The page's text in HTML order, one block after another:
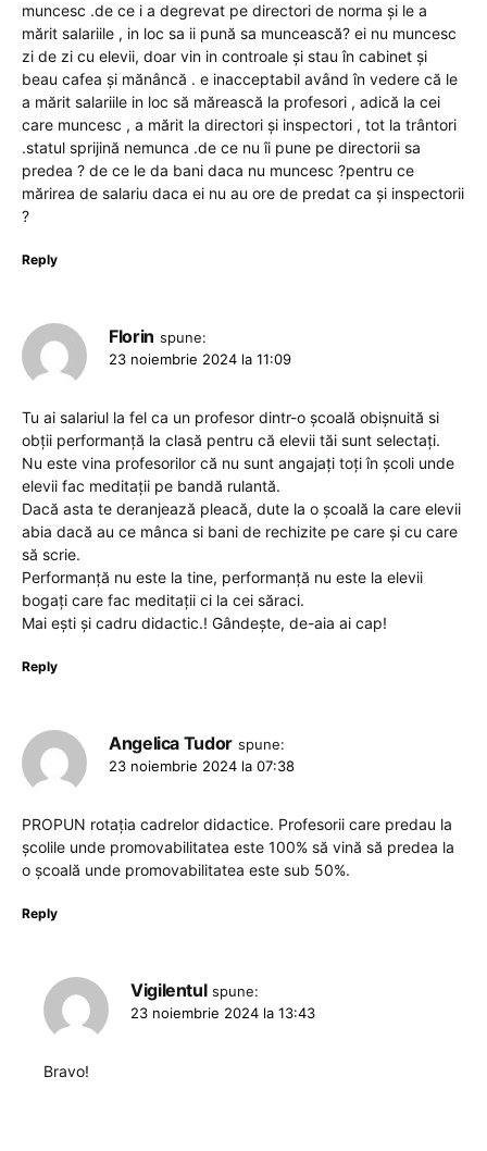
muncesc .de ce i a degrevat pe directori de norma și le a
mărit salariile , in loc sa ii pună sa muncească? ei nu muncesc
zi de zi cu elevii, doar vin in controale și stau în cabinet și
beau cafea și mănâncă . e inacceptabil având în vedere că le
a mărit salariile in loc să mărească la profesori , adică la cei
care muncesc , a mărit la directori și inspectori , tot la trântori
.statul sprijină nemunca .de ce nu îi pune pe directorii sa
predea ? de ce le da bani daca nu muncesc ?pentru ce
mărirea de salariu daca ei nu au ore de predat ca și inspectorii
?
Reply
Florin spune:
23 noiembrie 2024 la 11:09
Tu ai salariul la fel ca un profesor dintr-o școală obișnuită si
obții performanță la clasă pentru că elevii tăi sunt selectați.
Nu este vina profesorilor că nu sunt angajați toți în școli unde
elevii fac meditații pe bandă rulantă.
Dacă asta te deranjează pleacă, dute la o școală la care elevii
abia dacă au ce mânca si bani de rechizite pe care și cu care
să scrie.
Performanță nu este la tine, performanță nu este la elevii
bogați care fac meditații ci la cei săraci.
Mai ești și cadru didactic.! Gândește, de-aia ai cap!
Reply
Angelica Tudor spune:
23 noiembrie 2024 la 07:38
PROPUN rotația cadrelor didactice. Profesorii care predau la
școlile unde promovabilitatea este 100% să vină să predea la
o școală unde promovabilitatea este sub 50%.
Reply
Vigilentul spune:
23 noiembrie 2024 la 13:43
Bravo!